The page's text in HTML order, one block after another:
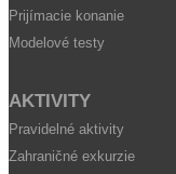
Prijímacie konanie
Modelové testy
AKTIVITY
Pravidelné aktivity
Zahraničné exkurzie